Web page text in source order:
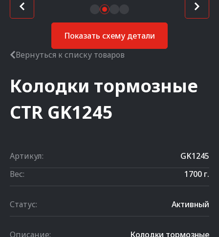
Показать схему детали
Вернуться к списку товаров
Колодки тормозные
CTR GK1245
Артикул:
GK1245
Вес:
1700 г.
Статус: Активный
Описание: Колодки тормозные